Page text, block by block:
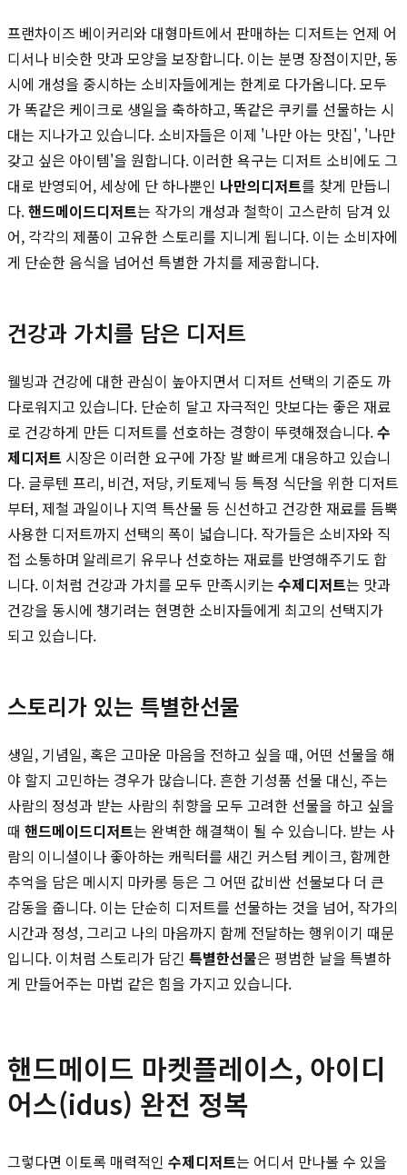
프랜차이즈 베이커리와 대형마트에서 판매하는 디저트는 언제 어
디서나 비슷한 맛과 모양을 보장합니다. 이는 분명 장점이지만, 동
시에 개성을 중시하는 소비자들에게는 한계로 다가옵니다. 모두
가 똑같은 케이크로 생일을 축하하고, 똑같은 쿠키를 선물하는 시
대는 지나가고 있습니다. 소비자들은 이제 '나만 아는 맛집', '나만
갖고 싶은 아이템'을 원합니다. 이러한 욕구는 디저트 소비에도 그
대로 반영되어, 세상에 단 하나뿐인 나만의디저트를 찾게 만듭니
다.핸드메이드디저트는 작가의 개성과 철학이 고스란히 담겨 있
어, 각각의 제품이 고유한 스토리를 지니게 됩니다. 이는 소비자에
게 단순한 음식을 넘어선 특별한 가치를 제공합니다.
건강과 가치를 담은 디저트
웰빙과 건강에 대한 관심이 높아지면서 디저트 선택의 기준도 까
다로워지고 있습니다. 단순히 달고 자극적인 맛보다는 좋은 재료
로 건강하게 만든 디저트를 선호하는 경향이 뚜렷해졌습니다.수
제디저트 시장은 이러한 요구에 가장 발 빠르게 대응하고 있습니
다. 글루텐 프리, 비건, 저당, 키토제닉 등 특정 식단을 위한 디저트
부터, 제철 과일이나 지역 특산물 등 신선하고 건강한 재료를 듬뿍
사용한 디저트까지 선택의 폭이 넓습니다. 작가들은 소비자와 직
접 소통하며 알레르기 유무나 선호하는 재료를 반영해주기도 합
니다. 이처럼 건강과 가치를 모두 만족시키는 수제디저트는 맛과
건강을 동시에 챙기려는 현명한 소비자들에게 최고의 선택지가
되고 있습니다.
스토리가 있는 특별한선물
생일, 기념일, 혹은 고마운 마음을 전하고 싶을 때, 어떤 선물을 해
야 할지 고민하는 경우가 많습니다. 흔한 기성품 선물 대신, 주는
사람의 정성과 받는 사람의 취향을 모두 고려한 선물을 하고 싶을
때 핸드메이드디저트는 완벽한 해결책이 될 수 있습니다. 받는 사
람의 이니셜이나 좋아하는 캐릭터를 새긴 커스텀 케이크, 함께한
추억을 담은 메시지 마카롱 등은 그 어떤 값비싼 선물보다 더 큰
감동을 줍니다. 이는 단순히 디저트를 선물하는 것을 넘어, 작가의
시간과 정성, 그리고 나의 마음까지 함께 전달하는 행위이기 때문
입니다. 이처럼 스토리가 담긴 특별한선물은 평범한 날을 특별하
게 만들어주는 마법 같은 힘을 가지고 있습니다.
핸드메이드 마켓플레이스, 아이디
어스(idus) 완전 정복
그렇다면 이토록 매력적인 수제디저트는 어디서 만나볼 수 있을